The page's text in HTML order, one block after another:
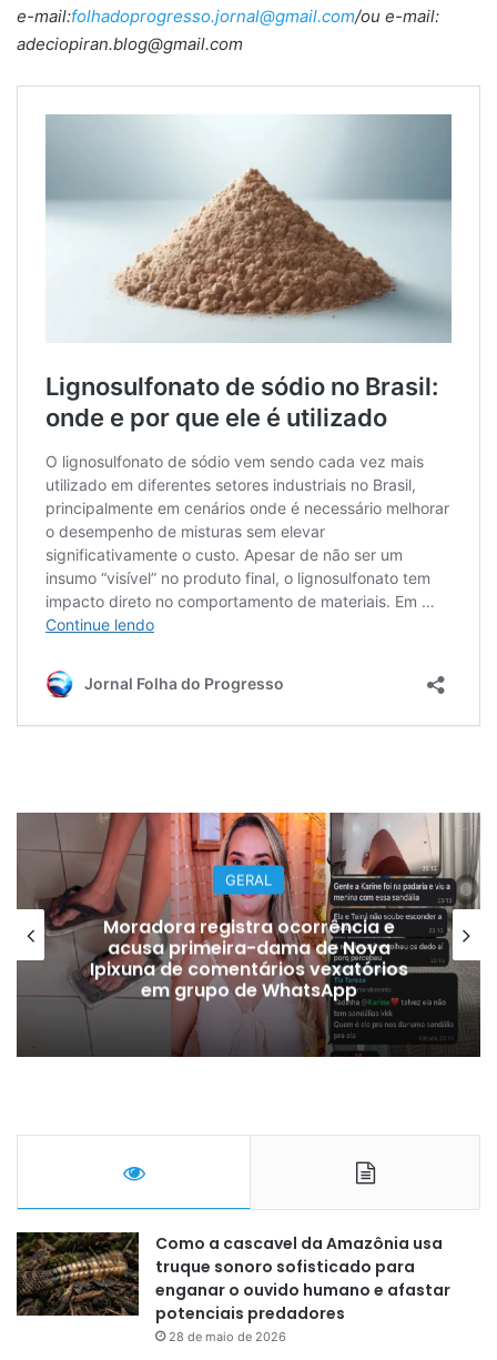
e-mail:folhadoprogresso.jornal@gmail.com/ou e-mail:
adeciopiran.blog@gmail.com
GERAL
Moradora registra ocorrência e
acusa primeira-dama de Nova
Ipixuna de comentários vexatórios
em grupo de WhatsApp
Como a cascavel da Amazônia usa
truque sonoro sofisticado para
enganar o ouvido humano e afastar
potenciais predadores
28 de maio de 2026